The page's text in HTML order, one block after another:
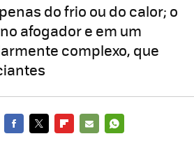
do frio ou do calor; o
afogador e em um
complexo, que